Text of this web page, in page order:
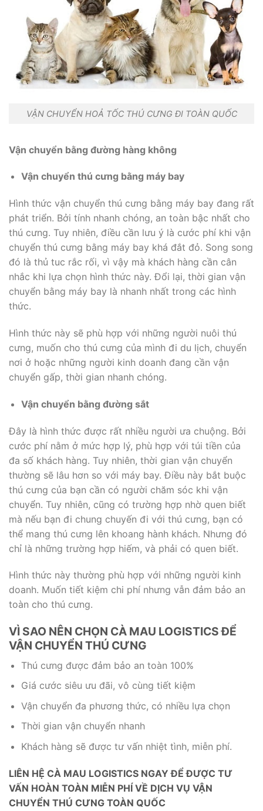
VẬN CHUYỂN HOẢ TỐC THÚ CƯNG ĐI TOÀN QUỐC
Vận chuyển bằng đường hàng không
Vận chuyển thú cưng bằng máy bay
Hình thức vận chuyển thú cưng bằng máy bay đang rất
phát triển. Bởi tính nhanh chóng, an toàn bậc nhất cho
thú cưng. Tuy nhiên, điều cần lưu ý là cước phí khi vận
chuyển thú cưng bằng máy bay khá đắt đỏ. Song song
đó là thủ tuc rắc rối, vì vậy mà khách hàng cần cân
nhắc khi lựa chọn hình thức này. Đổi lại, thời gian vận
chuyển bằng máy bay là nhanh nhất trong các hình
thức.
Hình thức này sẽ phù hợp với những người nuôi thú
cưng, muốn cho thú cưng của mình đi du lịch, chuyển
nơi ở hoặc những người kinh doanh đang cần vận
chuyển gấp, thời gian nhanh chóng.
Vận chuyển bằng đường sắt
Đây là hình thức được rất nhiều người ưa chuộng. Bởi
cước phí nằm ở mức hợp lý, phù hợp với túi tiền của
đa số khách hàng. Tuy nhiên, thời gian vận chuyển
thường sẽ lâu hơn so với máy bay. Điều này bắt buộc
thú cưng của bạn cần có người chăm sóc khi vận
chuyển. Tuy nhiên, cũng có trường hợp nhờ quen biết
mà nếu bạn đi chung chuyến đi với thú cưng, bạn có
thể mang thú cưng lên khoang hành khách. Nhưng đó
chỉ là những trường hợp hiếm, và phải có quen biết.
Hình thức này thường phù hợp với những người kinh
doanh. Muốn tiết kiệm chi phí nhưng vẫn đảm bảo an
toàn cho thú cưng.
VÌ SAO NÊN CHỌN CÀ MAU LOGISTICS ĐỂ
VẬN CHUYỂN THÚ CƯNG
Thú cưng được đảm bảo an toàn 100%
Giá cước siêu ưu đãi, vô cùng tiết kiệm
Vận chuyển đa phương thức, có nhiều lựa chọn
Thời gian vận chuyển nhanh
Khách hàng sẽ được tư vấn nhiệt tình, miễn phí.
LIÊN HỆ CÀ MAU LOGISTICS NGAY ĐỂ ĐƯỢC TƯ
VẤN HOÀN TOÀN MIỄN PHÍ VỀ DỊCH VỤ VẬN
CHUYỂN THÚ CƯNG TOÀN QUỐC